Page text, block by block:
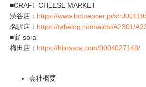
■CRAFT CHEESE MARKET
渋谷店： https://www.hotpepper.jp/
名駅店： https://tabelog.com/aichi/A2301/
■宙-sora-
梅田店： https://hitosara.com/0004027148/
会社概要